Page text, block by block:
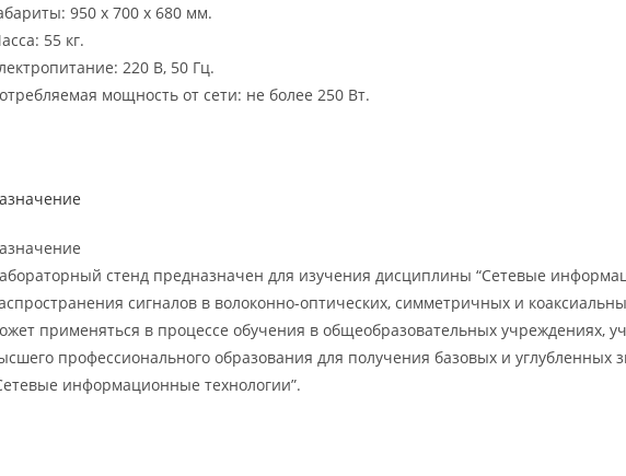
950 х 700 х 680 мм.
55 кг.
220 В, 50 Гц.
мощность от сети: не более 250 Вт.
стенд предназначен для изучения дисциплины “Сетевые
сигналов в волоконно-оптических, симметричных и
применяться в процессе обучения в общеобразовательных учреждениях,
профессионального образования для получения базовых и
информационные технологии”.